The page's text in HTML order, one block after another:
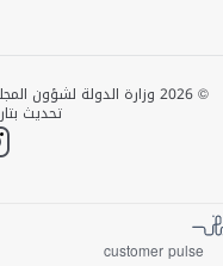
©
2026 وزارة الدولة لشؤون
تحديث
customer pulse